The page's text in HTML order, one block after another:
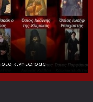
κινητό σας